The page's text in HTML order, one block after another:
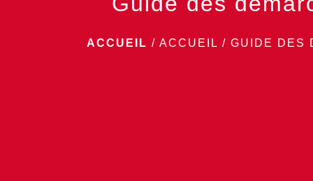
ACCUEIL / ACCUEIL / GUIDE DES